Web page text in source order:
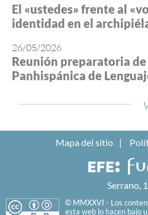
El «ustedes» frente al
identidad en el
26/05/2026
Reunión preparatoria
Panhispánica de
Mapa del sitio
Serrano,
© MMXXVI - Los
esta web lo hacen bajo